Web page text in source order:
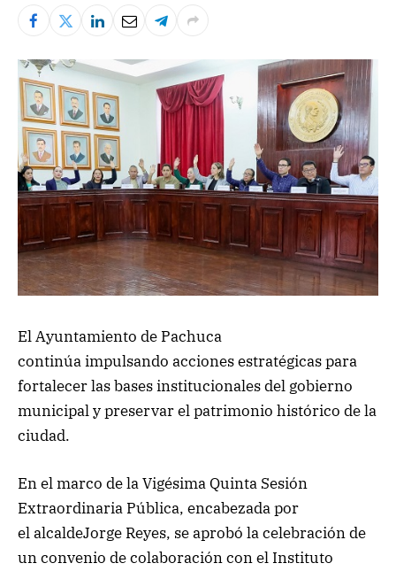
El Ayuntamiento de Pachuca
continúa impulsando acciones estratégicas para
fortalecer las bases institucionales del gobierno
municipal y preservar el patrimonio histórico de la
ciudad.
En el marco de la Vigésima Quinta Sesión
Extraordinaria Pública, encabezada por
el alcaldeJorge Reyes, se aprobó la celebración de
un convenio de colaboración con el Instituto